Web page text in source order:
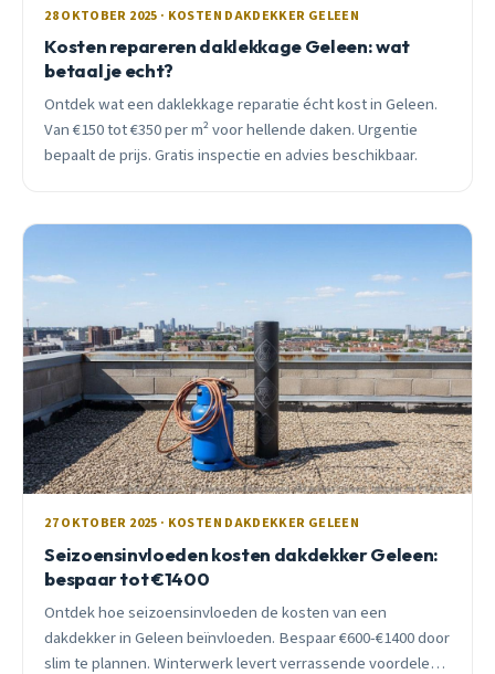
28 OKTOBER 2025 · KOSTEN DAKDEKKER GELEEN
Kosten repareren daklekkage Geleen: wat
betaal je echt?
Ontdek wat een daklekkage reparatie écht kost in Geleen.
Van €150 tot €350 per m² voor hellende daken. Urgentie
bepaalt de prijs. Gratis inspectie en advies beschikbaar.
27 OKTOBER 2025 · KOSTEN DAKDEKKER GELEEN
Seizoensinvloeden kosten dakdekker Geleen:
bespaar tot €1400
Ontdek hoe seizoensinvloeden de kosten van een
dakdekker in Geleen beïnvloeden. Bespaar €600-€1400 door
slim te plannen. Winterwerk levert verrassende voordelen